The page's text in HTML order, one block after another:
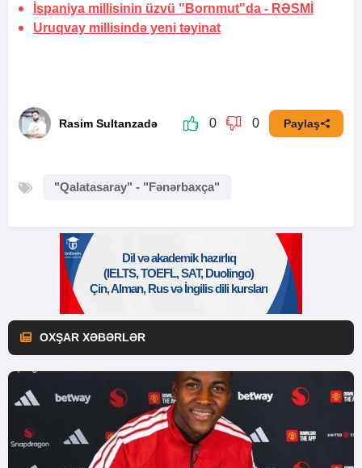
İspaniya millisinin üzvü "Bornmut"da - RƏSMİ
Uruqvay millisində yeni təyinat
Rasim Sultanzadə 0 0 Paylaş
"Qalatasaray" - "Fənərbaxça"
OXŞAR XƏBƏRLƏR